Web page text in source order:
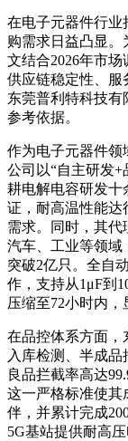
在电子元器件行业
购需求日益凸显
文结合2026年市场
供应链稳定性、服
东莞普利特科技
参考依据。
作为电子元器件领
公司以“自主研发
耕电解电容研发十
证，耐高温性能达
需求。同时，其代
汽车、工业等领域
突破2亿只。全自
作，支持从1μF到
压缩至72小时内，
在品控体系方面，
入库检测、半成
良品拦截率高达
这一严格标准使其
伴，并累计完成
5G基站提供耐高